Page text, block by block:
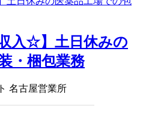
入☆】土日休みの
・梱包業務
名古屋営業所